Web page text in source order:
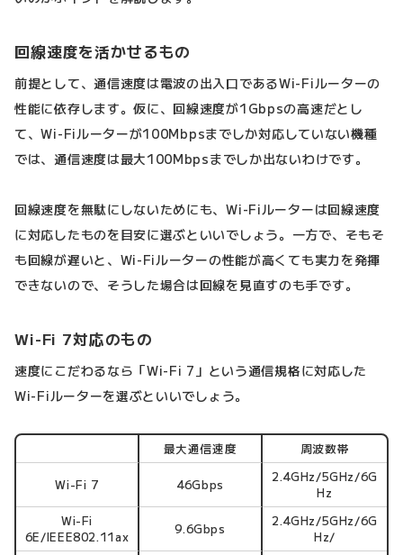
回線速度を活かせるもの
前提として、通信速度は電波の出入口であるWi-Fiルーターの
性能に依存します。仮に、回線速度が1Gbpsの高速だとし
て、Wi-Fiルーターが100Mbpsまでしか対応していない機種
では、通信速度は最大100Mbpsまでしか出ないわけです。
回線速度を無駄にしないためにも、Wi-Fiルーターは回線速度
に対応したものを目安に選ぶといいでしょう。一方で、そもそ
も回線が遅いと、Wi-Fiルーターの性能が高くても実力を発揮
できないので、そうした場合は回線を見直すのも手です。
Wi-Fi 7対応のもの
速度にこだわるなら「Wi-Fi 7」という通信規格に対応した
Wi-Fiルーターを選ぶといいでしょう。
最大通信速度 周波数帯
Wi-Fi 7 46Gbps
2.4GHz/5GHz/6G
Hz
Wi-Fi
6E/IEEE802.11ax
9.6Gbps
2.4GHz/5GHz/6G
Hz/